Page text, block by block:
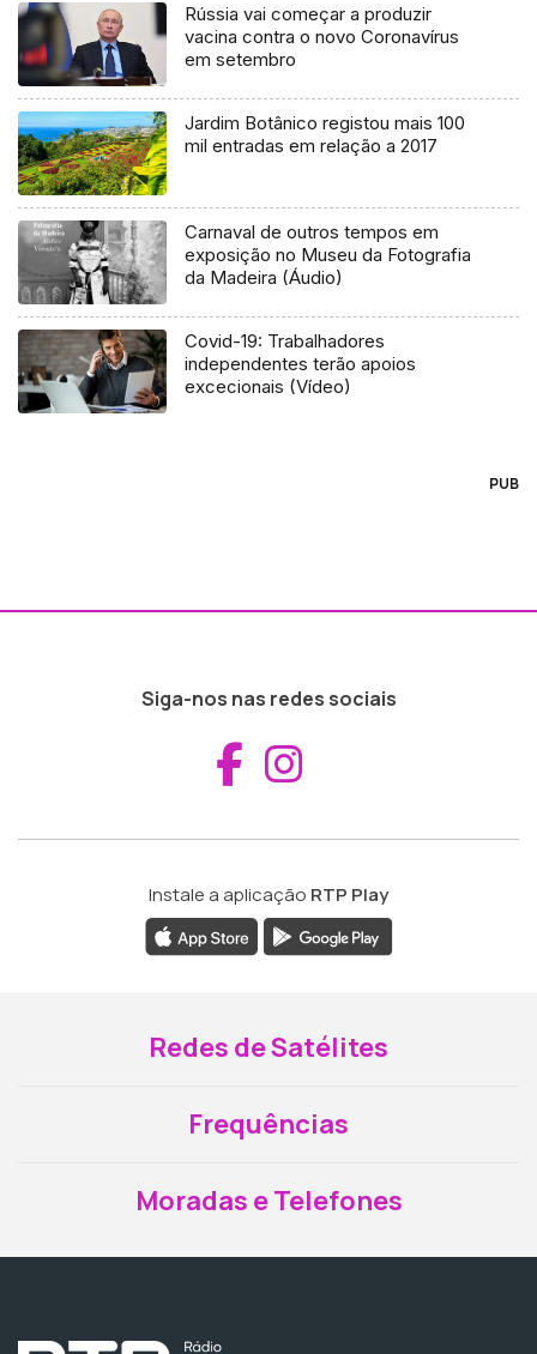
Rússia vai começar a produzir
vacina contra o novo Coronavírus
em setembro
Jardim Botânico registou mais 100
mil entradas em relação a 2017
Carnaval de outros tempos em
exposição no Museu da Fotografia
da Madeira (Áudio)
Covid-19: Trabalhadores
independentes terão apoios
excecionais (Vídeo)
PUB
Siga-nos nas redes sociais
Aceder ao
Instale a aplicação RTP Play
Redes de Satélites
Frequências
Moradas e Telefones